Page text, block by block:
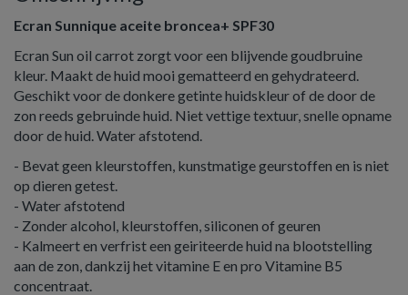
Ecran Sunnique aceite broncea+ SPF30
Ecran Sun oil carrot zorgt voor een blijvende goudbruine
kleur. Maakt de huid mooi gematteerd en gehydrateerd.
Geschikt voor de donkere getinte huidskleur of de door de
zon reeds gebruinde huid. Niet vettige textuur, snelle opname
door de huid. Water afstotend.
- Bevat geen kleurstoffen, kunstmatige geurstoffen en is niet
op dieren getest.
- Water afstotend
- Zonder alcohol, kleurstoffen, siliconen of geuren
- Kalmeert en verfrist een geiriteerde huid na blootstelling
aan de zon, dankzij het vitamine E en pro Vitamine B5
concentraat.